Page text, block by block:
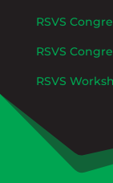
RSVS
RSVS
RSVS